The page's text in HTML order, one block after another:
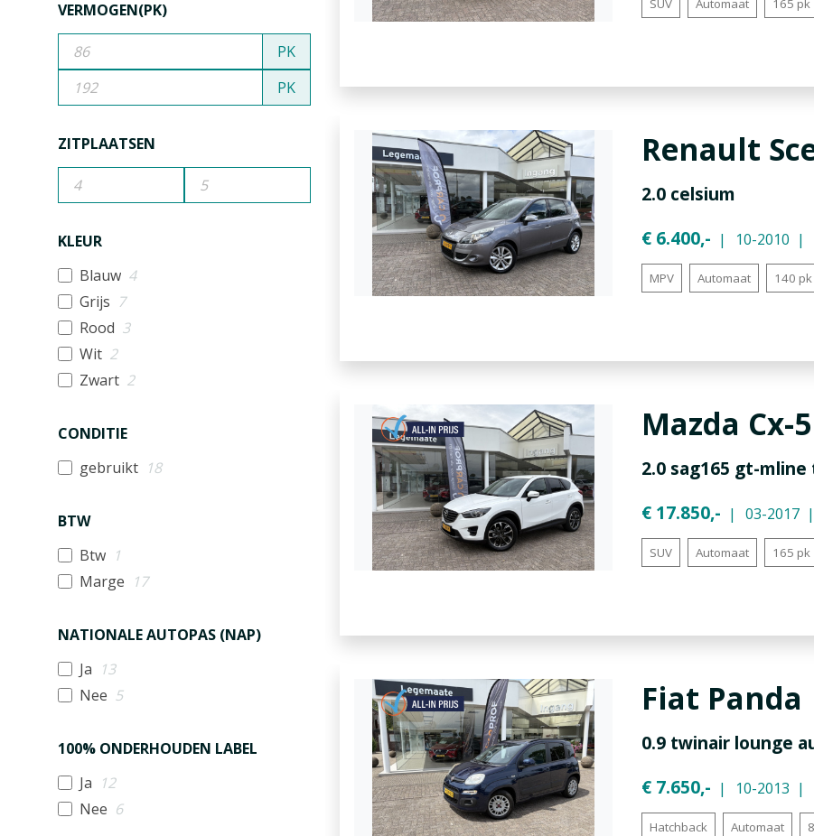
VERMOGEN(PK)
PK
PK
ZITPLAATSEN
KLEUR
Blauw 4
Grijs 7
Rood 3
Wit 2
Zwart 2
CONDITIE
gebruikt 18
BTW
Btw 1
Marge 17
NATIONALE AUTOPAS (NAP)
Ja 13
Nee 5
100% ONDERHOUDEN LABEL
Ja 12
Nee 6
SUV Automaat 165 pk
Renault
2.0 celsium
€ 6.400,-
10-2010
MPV Automaat 140 pk
Mazda Cx-5
2.0 sag165 gt-
€ 17.850,-
03-2017
SUV Automaat 165 pk
Fiat Panda
0.9 twinair lounge
€ 7.650,-
10-2013
Hatchback Automaat